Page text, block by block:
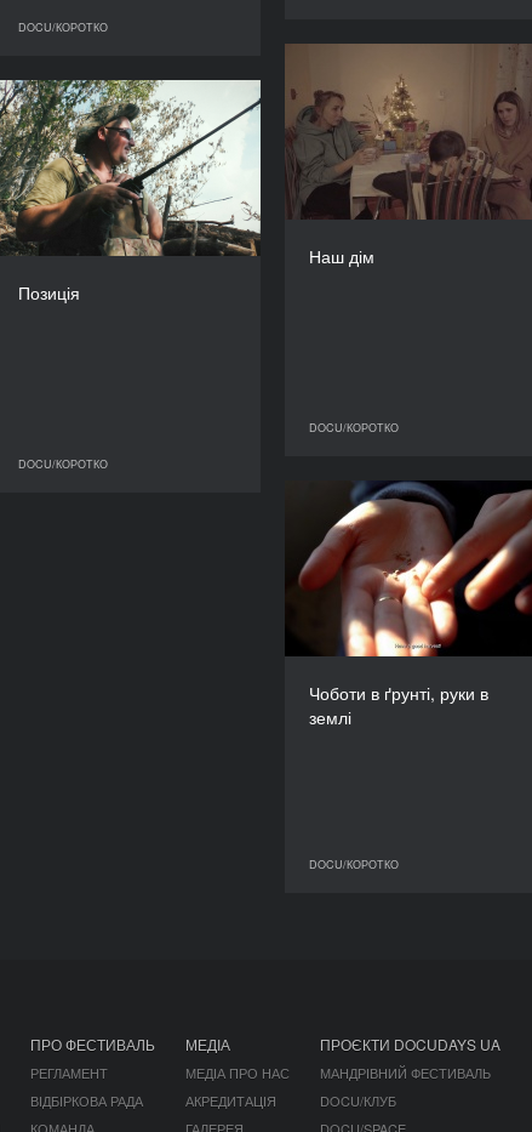
DOCU/КОРОТКО
Наш дім
DOCU/КОРОТКО
РІК
2023
КРАЇНА
Україна
РЕЖИСЕР/-КА
Позиція
DOCU/КОРОТКО
Позиція
РІК
2023
КРАЇНА
Україна
РЕЖИСЕР/-КА
Чоботи в ґрунті, руки в
землі
DOCU/КОРОТКО
Чоботи в ґрунті, руки в
землі
РІК
2023
Україна, Нідерланди,
РЕЖИСЕР/-КА
ПРО ФЕСТИВАЛЬ
РЕГЛАМЕНТ
ВІДБІРКОВА РАДА
МЕДІА
МЕДІА ПРО НАС
АКРЕДИТАЦІЯ
ПРОЄКТИ DOCUDAYS UA
МАНДРІВНИЙ ФЕСТИВАЛЬ
DOCU/КЛУБ